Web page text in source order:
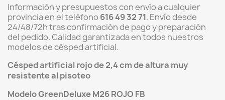
Información y presupuestos con envío a cualquier
provincia en el teléfono 616 49 32 71. Envío desde
24/48/72h tras confirmación de pago y preparación
del pedido. Calidad garantizada en todos nuestros
modelos de césped artificial.
Césped artificial rojo de 2,4 cm de altura muy
resistente al pisoteo
Modelo GreenDeluxe M26 ROJO FB